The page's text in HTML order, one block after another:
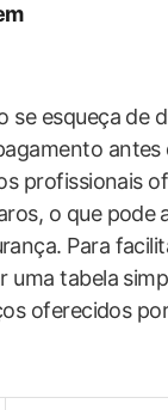
se esqueça de‌
antes
profissionais
o que pode
Para
uma tabela‌
oferecidos